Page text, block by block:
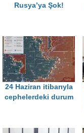
Rusya’ya Şok!
24 Haziran itibarıyla
cephelerdeki durum